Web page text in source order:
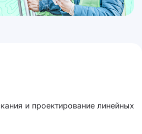
и проектирование линейных